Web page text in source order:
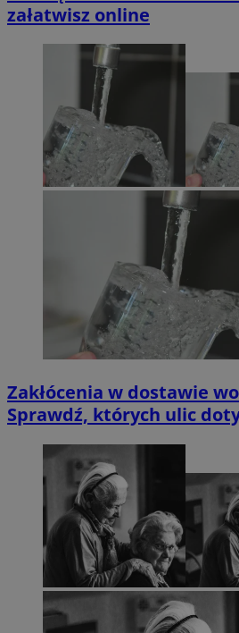
załatwisz online
Zakłócenia w dostawie
Sprawdź, których ulic